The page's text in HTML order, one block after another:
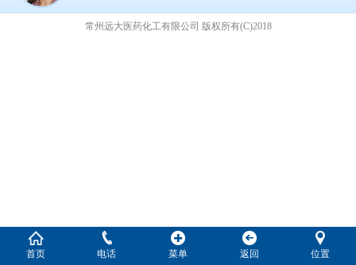
常州远大医药化工有限公司 版权所有(C)2018
首页 电话 菜单 返回 位置